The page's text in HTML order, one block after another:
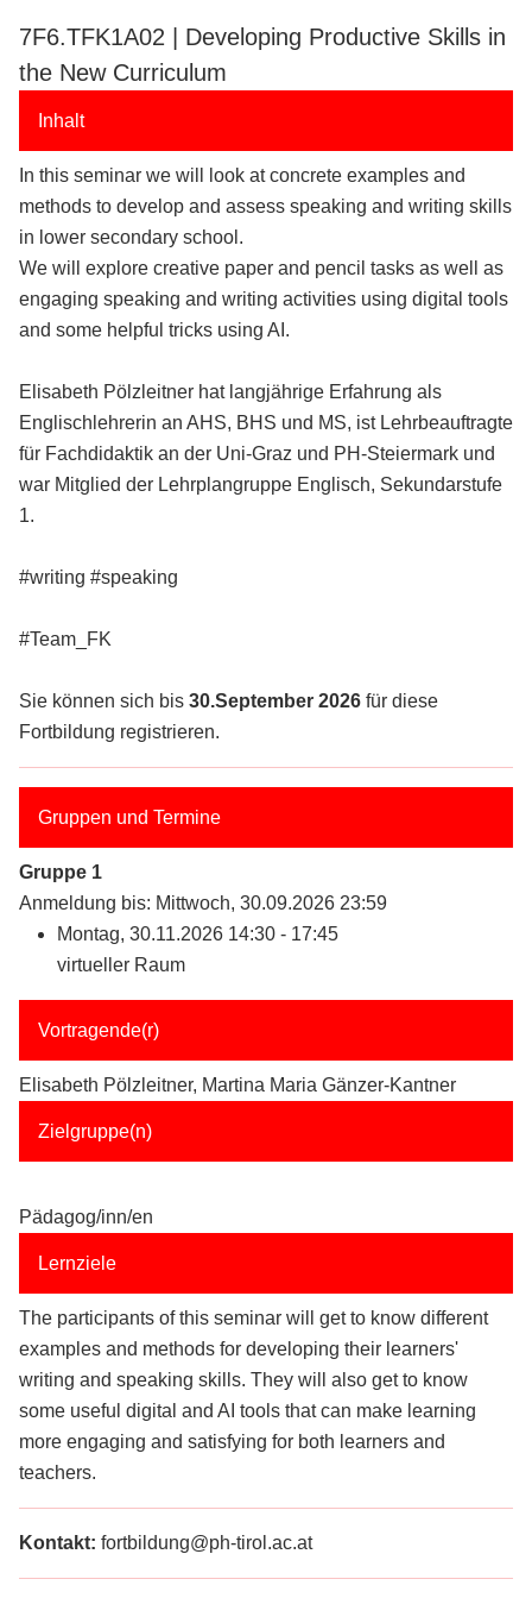
7F6.TFK1A02 | Developing Productive Skills in
the New Curriculum
Inhalt
In this seminar we will look at concrete examples and
methods to develop and assess speaking and writing skills
in lower secondary school.
We will explore creative paper and pencil tasks as well as
engaging speaking and writing activities using digital tools
and some helpful tricks using AI.
Elisabeth Pölzleitner hat langjährige Erfahrung als
Englischlehrerin an AHS, BHS und MS, ist Lehrbeauftragte
für Fachdidaktik an der Uni-Graz und PH-Steiermark und
war Mitglied der Lehrplangruppe Englisch, Sekundarstufe
1.
#writing #speaking
#Team_FK
Sie können sich bis 30.September 2026 für diese
Fortbildung registrieren.
Gruppen und Termine
Gruppe 1
Anmeldung bis: Mittwoch, 30.09.2026 23:59
Montag, 30.11.2026 14:30 - 17:45
virtueller Raum
Vortragende(r)
Elisabeth Pölzleitner, Martina Maria Gänzer-Kantner
Zielgruppe(n)
Pädagog/inn/en
Lernziele
The participants of this seminar will get to know different
examples and methods for developing their learners'
writing and speaking skills. They will also get to know
some useful digital and AI tools that can make learning
more engaging and satisfying for both learners and
teachers.
Kontakt: fortbildung@ph-tirol.ac.at